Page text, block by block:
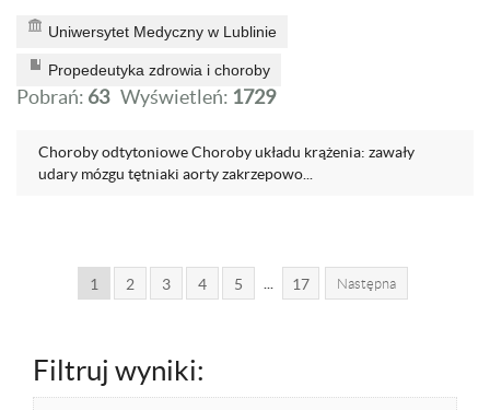
Uniwersytet Medyczny w Lublinie
Propedeutyka zdrowia i choroby
Pobrań: 63 Wyświetleń: 1729
Choroby odtytoniowe Choroby układu krążenia: zawały
udary mózgu tętniaki aorty zakrzepowo...
1 2 3 4 5 17 Następna
Filtruj wyniki: